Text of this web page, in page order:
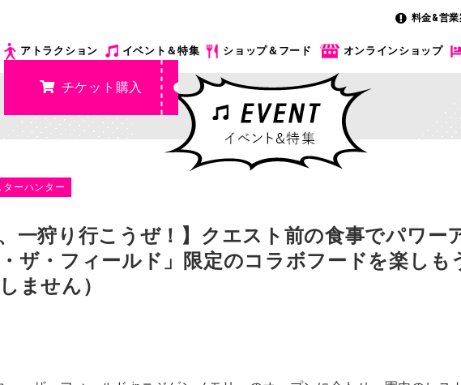
料金&営
アトラクション イベント＆特集 ショップ＆フード オンラインショップ
チケット購入
ターハンター
、一狩り行こうぜ！】クエスト前の食事でパワー
ザ・フィールド」限定のコラボフードを楽しも
ません）